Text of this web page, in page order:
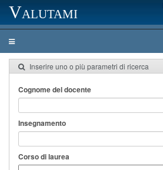
Valutami
Inserire uno o più parametri di ricerca
Cognome del docente
Insegnamento
Corso di laurea